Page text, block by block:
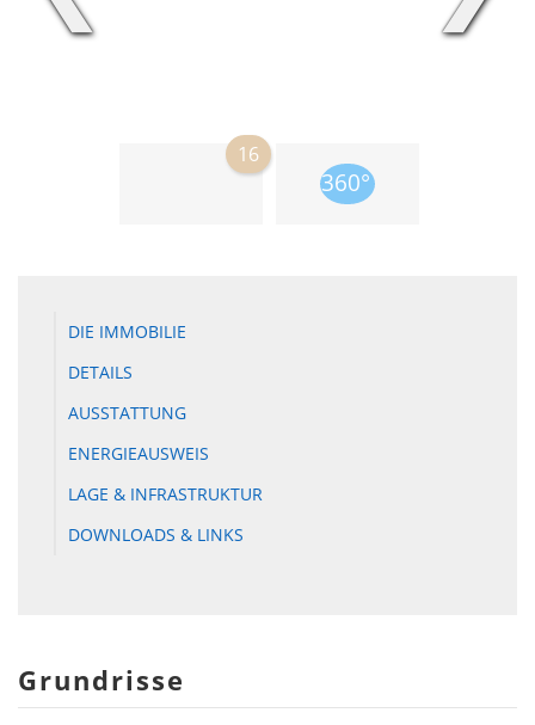
16
DIE IMMOBILIE
DETAILS
AUSSTATTUNG
ENERGIEAUSWEIS
LAGE & INFRASTRUKTUR
DOWNLOADS & LINKS
Grundrisse